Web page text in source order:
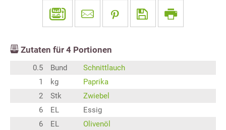
Zutaten für 4 Portionen
0.5 Bund
Schnittlauch
1
kg
Paprika
2
Stk
Zwiebel
6
EL
Essig
6
EL
Olivenöl